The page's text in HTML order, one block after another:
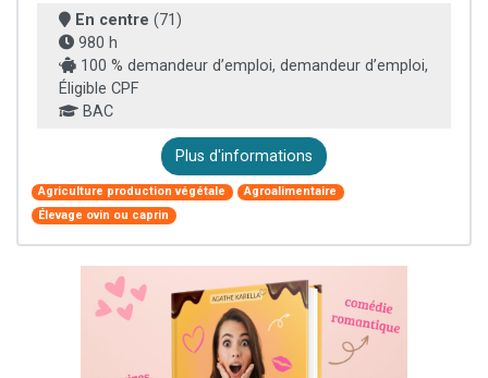
En centre (71)
980 h
100 % demandeur d’emploi, demandeur d’emploi,
Éligible CPF
BAC
Plus d'informations
Agriculture production végétale
Agroalimentaire
Élevage ovin ou caprin